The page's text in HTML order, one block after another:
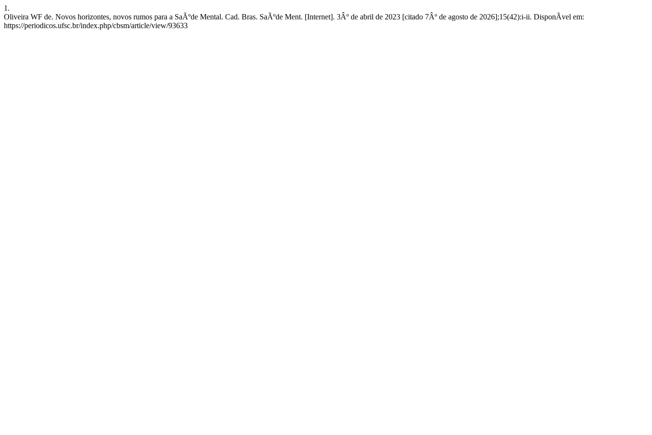
1.
Oliveira WF de. Novos horizontes, novos rumos para a SaÃºde Mental. Cad. Bras. SaÃºde Ment. [Internet]. 3Âº de abril de 2023 [citado 7Âº de agosto de 2026];15(42):i-ii. DisponÃ­vel em:
https://periodicos.ufsc.br/index.php/cbsm/article/view/93633